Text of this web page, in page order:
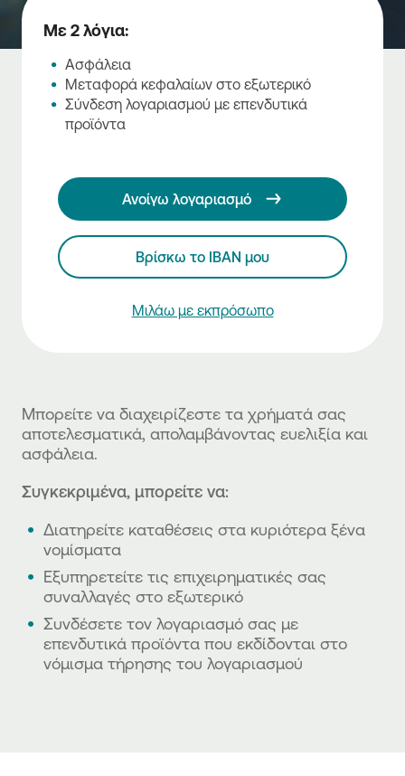
Μπορείτε να διαχειρίζεστε τα χρήματά σας
αποτελεσματικά, απολαμβάνοντας ευελιξία και
ασφάλεια.
Συγκεκριμένα, μπορείτε να:
Διατηρείτε καταθέσεις στα κυριότερα ξένα
νομίσματα
Εξυπηρετείτε τις επιχειρηματικές σας
συναλλαγές στο εξωτερικό
Συνδέσετε τον λογαριασμό σας με
επενδυτικά προϊόντα που εκδίδονται στο
νόμισμα τήρησης του λογαριασμού
Με 2 λόγια:
Ασφάλεια
Μεταφορά κεφαλαίων στο εξωτερικό
Σύνδεση λογαριασμού με επενδυτικά
προϊόντα
Ανοίγω λογαριασμό
Βρίσκω το ΙΒΑΝ μου
Mιλάω με εκπρόσωπο